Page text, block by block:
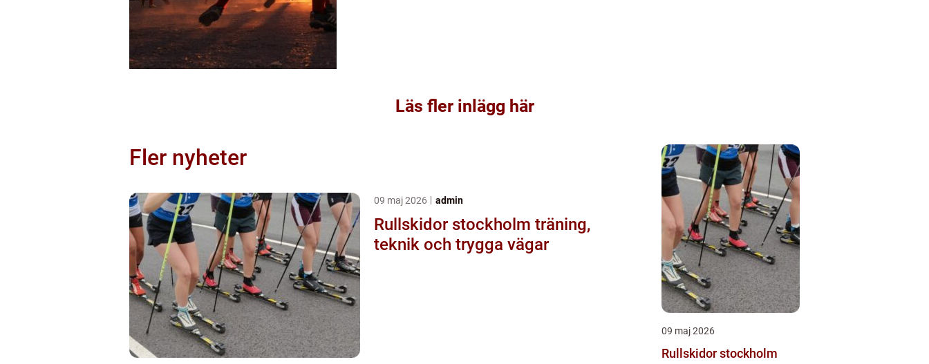
Läs fler inlägg här
Fler nyheter
09 maj 2026 admin
Rullskidor stockholm träning,
teknik och trygga vägar
09 maj 2026
Rullskidor stockholm